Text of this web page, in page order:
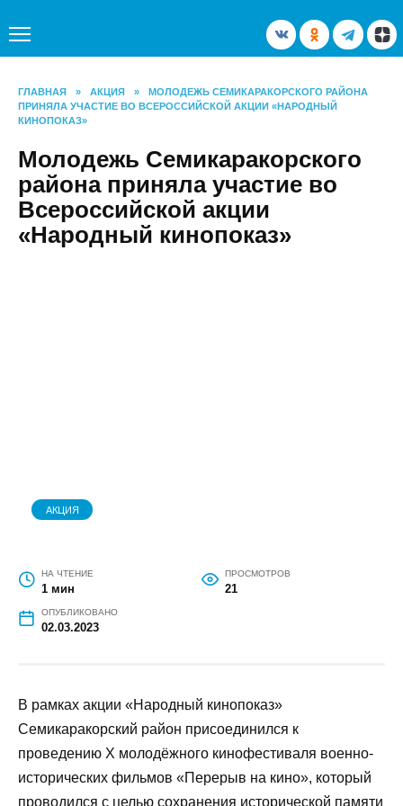
содержанию
ГЛАВНАЯ » АКЦИЯ »
МОЛОДЕЖЬ СЕМИКАРАКОРСКОГО РАЙОНА
ПРИНЯЛА УЧАСТИЕ ВО ВСЕРОССИЙСКОЙ АКЦИИ «НАРОДНЫЙ
Молодежь Семикаракорского
района приняла участие во
Всероссийской акции
«Народный кинопоказ»
АКЦИЯ
НА ЧТЕНИЕ ПРОСМОТРОВ
ОПУБЛИКОВАНО
В рамках акции «Народный кинопоказ»
Семикаракорский район присоединился к
проведению X молодёжного кинофестиваля военно-
исторических фильмов «Перерыв на кино», который